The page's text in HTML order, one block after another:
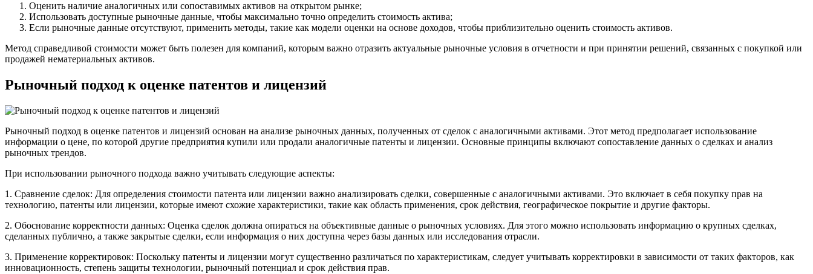
Оценить наличие аналогичных или сопоставимых активов на открытом рынке;
Использовать доступные рыночные данные, чтобы максимально точно определить стоимость актива;
Если рыночные данные отсутствуют, применить методы, такие как модели оценки на основе доходов, чтобы приблизительно оценить стоимость активов.
Метод справедливой стоимости может быть полезен для компаний, которым важно отразить актуальные рыночные условия в отчетности и при принятии решений, связанных с покупкой или
продажей нематериальных активов.
Рыночный подход к оценке патентов и лицензий
Рыночный подход в оценке патентов и лицензий основан на анализе рыночных данных, полученных от сделок с аналогичными активами. Этот метод предполагает использование
информации о цене, по которой другие предприятия купили или продали аналогичные патенты и лицензии. Основные принципы включают сопоставление данных о сделках и анализ
рыночных трендов.
При использовании рыночного подхода важно учитывать следующие аспекты:
1. Сравнение сделок: Для определения стоимости патента или лицензии важно анализировать сделки, совершенные с аналогичными активами. Это включает в себя покупку прав на
технологию, патенты или лицензии, которые имеют схожие характеристики, такие как область применения, срок действия, географическое покрытие и другие факторы.
2. Обоснование корректности данных: Оценка сделок должна опираться на объективные данные о рыночных условиях. Для этого можно использовать информацию о крупных сделках,
сделанных публично, а также закрытые сделки, если информация о них доступна через базы данных или исследования отрасли.
3. Применение корректировок: Поскольку патенты и лицензии могут существенно различаться по характеристикам, следует учитывать корректировки в зависимости от таких факторов, как
инновационность, степень защиты технологии, рыночный потенциал и срок действия прав.